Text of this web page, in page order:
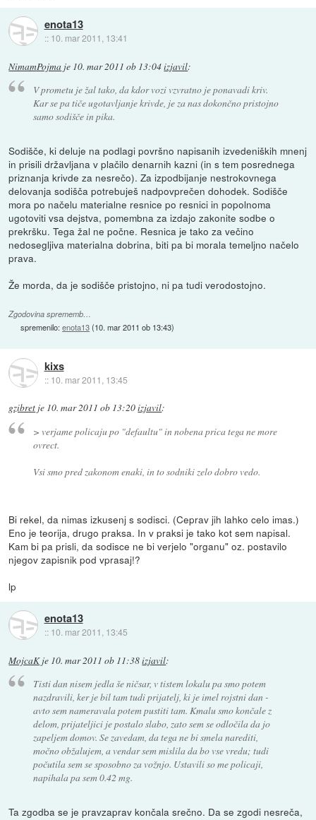
enota13
:: 10. mar 2011, 13:41
NimamPojma je 10. mar 2011 ob 13:04izjavil:
V prometu je žal tako, da kdor vozi vzvratno je ponavadi kriv.
Kar se pa tiče ugotavljanje krivde, je za nas dokončno pristojno
samo sodišče in pika.
Sodišče, ki deluje na podlagi površno napisanih izvedeniških mnenj
in prisili državljana v plačilo denarnih kazni (in s tem posrednega
priznanja krivde za nesrečo). Za izpodbijanje nestrokovnega
delovanja sodišča potrebuješ nadpovprečen dohodek. Sodišče
mora po načelu materialne resnice po resnici in popolnoma
ugotoviti vsa dejstva, pomembna za izdajo zakonite sodbe o
prekršku. Tega žal ne počne. Resnica je tako za večino
nedosegljiva materialna dobrina, biti pa bi morala temeljno načelo
prava.
Že morda, da je sodišče pristojno, ni pa tudi verodostojno.
Zgodovina sprememb…
spremenilo:enota13(10. mar 2011 ob 13:43)
kixs
:: 10. mar 2011, 13:45
gzibret je 10. mar 2011 ob 13:20izjavil:
> verjame policaju po "defaultu" in nobena prica tega ne more
ovrect.
Vsi smo pred zakonom enaki, in to sodniki zelo dobro vedo.
Bi rekel, da nimas izkusenj s sodisci. (Ceprav jih lahko celo imas.)
Eno je teorija, drugo praksa. In v praksi je tako kot sem napisal.
Kam bi pa prisli, da sodisce ne bi verjelo "organu" oz. postavilo
njegov zapisnik pod vprasaj!?
lp
enota13
:: 10. mar 2011, 13:45
MojcaKje 10. mar 2011 ob 11:38izjavil:
Tisti dan nisem jedla še ničsar, v tistem lokalu pa smo potem
nazdravili, ker je bil tam tudi prijatelj, ki je imel rojstni dan -
avto sem nameravala potem pustiti tam. Kmalu smo končale z
delom, prijateljici je postalo slabo, zato sem se odločila da jo
zapeljem domov. Se zavedam, da tega ne bi smela narediti,
močno obžalujem, a vendar sem mislila da bo vse vredu; tudi
počutila sem se sposobno za vožnjo. Ustavili so me policaji,
napihala pa sem 0.42 mg.
Ta zgodba se je pravzaprav končala srečno. Da se zgodi nesreča,